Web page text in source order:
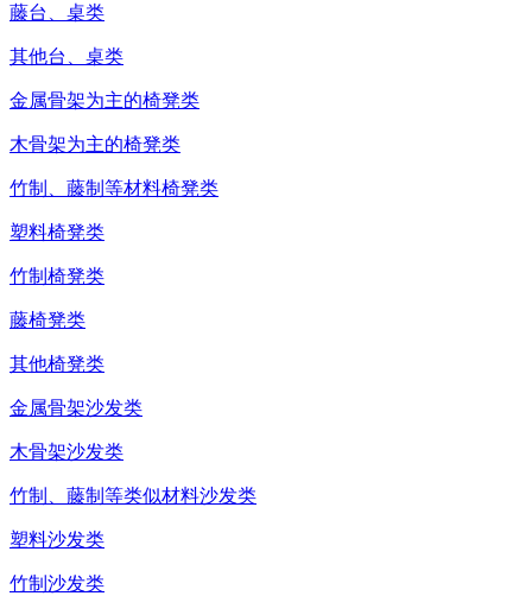
藤台、桌类
其他台、桌类
金属骨架为主的椅凳类
木骨架为主的椅凳类
竹制、藤制等材料椅凳类
塑料椅凳类
竹制椅凳类
藤椅凳类
其他椅凳类
金属骨架沙发类
木骨架沙发类
竹制、藤制等类似材料沙发类
塑料沙发类
竹制沙发类